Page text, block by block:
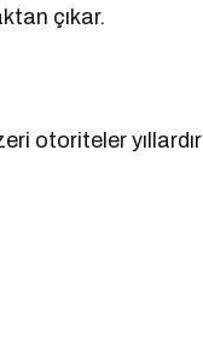
çıkar.
otoriteler yıllardır